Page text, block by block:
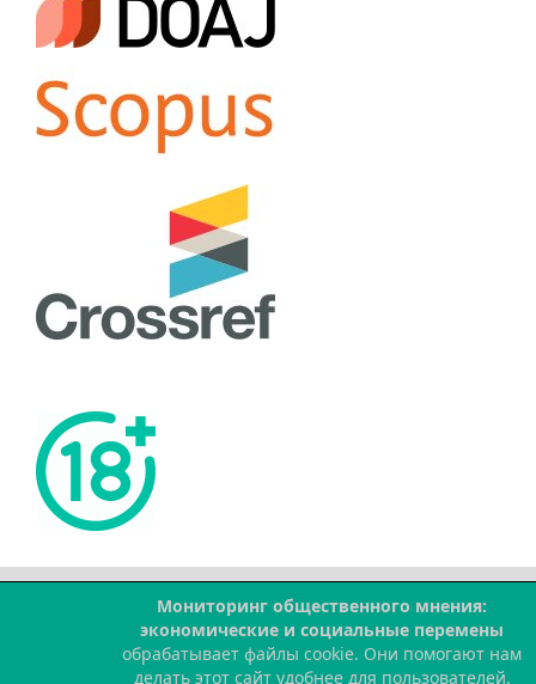
Мониторинг общественного мнения:
экономические и социальные перемены
обрабатывает файлы cookie. Они помогают нам
делать этот сайт удобнее для пользователей.